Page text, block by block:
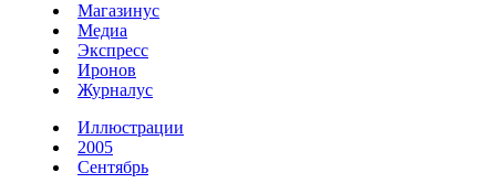
Магазинус
Медиа
Экспресс
Иронов
Журналус
Иллюстрации
2005
Сентябрь